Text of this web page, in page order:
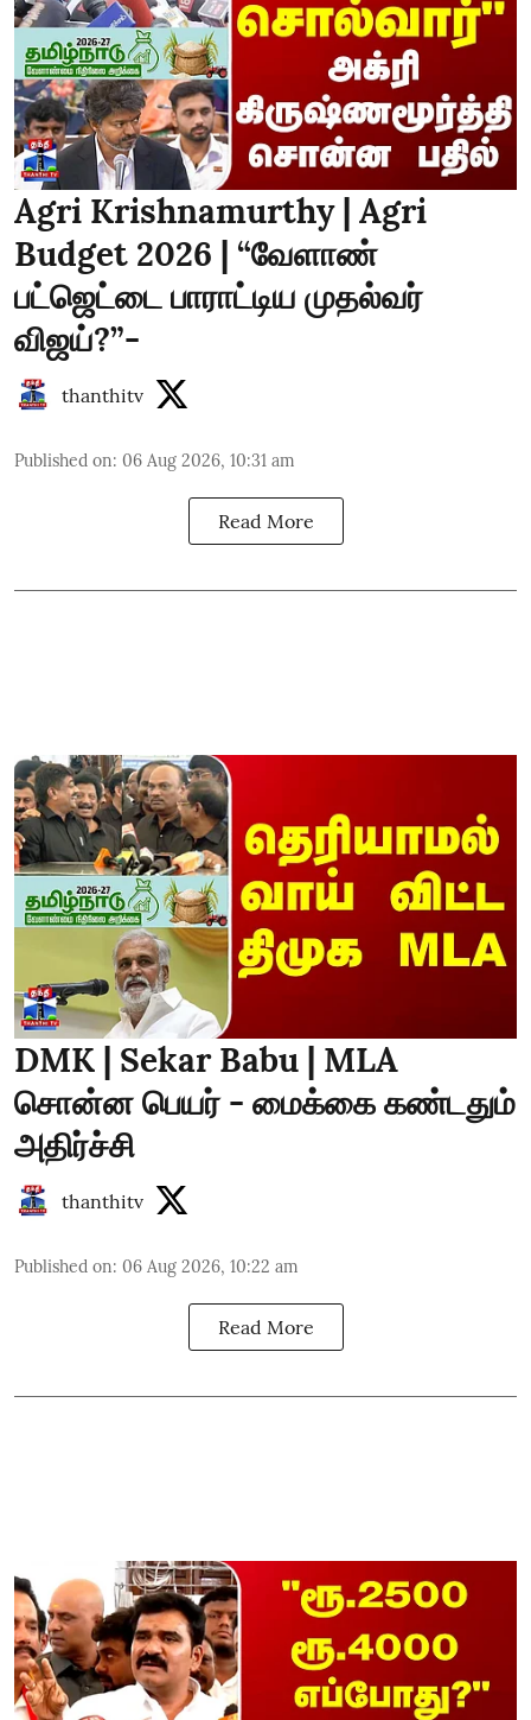
Agri Krishnamurthy | Agri
Budget 2026 | “வேளாண்
பட்ஜெட்டை பாராட்டிய முதல்வர்
விஜய்?”-
thanthitv
Published on: 06 Aug 2026, 10:31 am
Read More
DMK | Sekar Babu | MLA
சொன்ன பெயர் - மைக்கை கண்டதும்
அதிர்ச்சி
thanthitv
Published on: 06 Aug 2026, 10:22 am
Read More